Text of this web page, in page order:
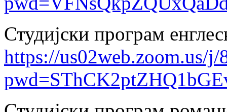
Студијски програм
https://us02web.zoom.us/j/